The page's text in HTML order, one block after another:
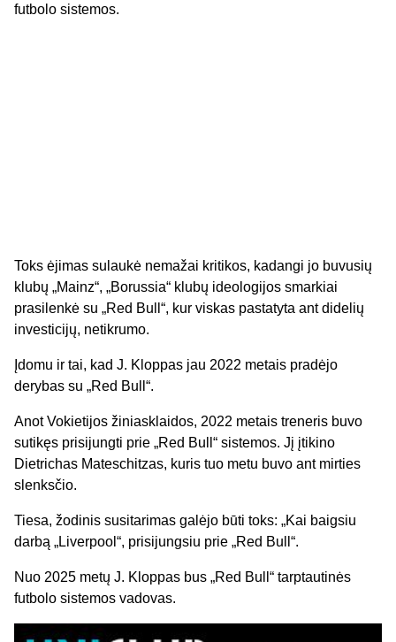
futbolo sistemos.
Toks ėjimas sulaukė nemažai kritikos, kadangi jo buvusių
klubų „Mainz“, „Borussia“ klubų ideologijos smarkiai
prasilenkė su „Red Bull“, kur viskas pastatyta ant didelių
investicijų, netikrumo.
Įdomu ir tai, kad J. Kloppas jau 2022 metais pradėjo
derybas su „Red Bull“.
Anot Vokietijos žiniasklaidos, 2022 metais treneris buvo
sutikęs prisijungti prie „Red Bull“ sistemos. Jį įtikino
Dietrichas Mateschitzas, kuris tuo metu buvo ant mirties
slenksčio.
Tiesa, žodinis susitarimas galėjo būti toks: „Kai baigsiu
darbą „Liverpool“, prisijungsiu prie „Red Bull“.
Nuo 2025 metų J. Kloppas bus „Red Bull“ tarptautinės
futbolo sistemos vadovas.